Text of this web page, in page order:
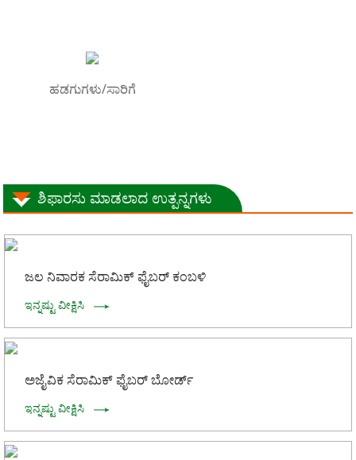
ಹಡಗುಗಳು/ಸಾರಿಗೆ
ಶಿಫಾರಸು ಮಾಡಲಾದ ಉತ್ಪನ್ನಗಳು
ಜಲ ನಿವಾರಕ ಸೆರಾಮಿಕ್ ಫೈಬರ್ ಕಂಬಳಿ
ಇನ್ನಷ್ಟು ವೀಕ್ಷಿಸಿ
ಅಜೈವಿಕ ಸೆರಾಮಿಕ್ ಫೈಬರ್ ಬೋರ್ಡ್
ಇನ್ನಷ್ಟು ವೀಕ್ಷಿಸಿ